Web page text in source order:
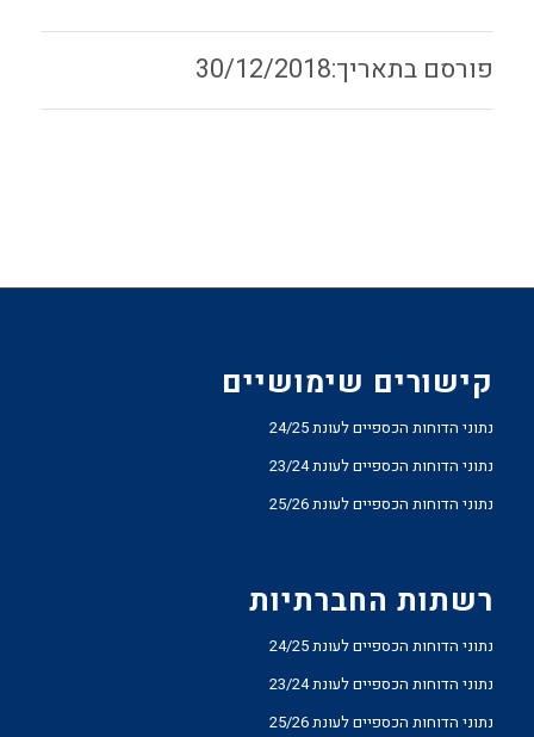
30/12/2018
קישורים שימושיים
נתוני הדוחות הכספיים לעונת 24/25
נתוני הדוחות הכספיים לעונת 23/24
נתוני הדוחות הכספיים לעונת 25/26
רשתות החברתיות
נתוני הדוחות הכספיים לעונת 24/25
נתוני הדוחות הכספיים לעונת 23/24
נתוני הדוחות הכספיים לעונת 25/26